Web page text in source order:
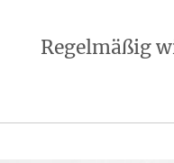
Regelmäßig